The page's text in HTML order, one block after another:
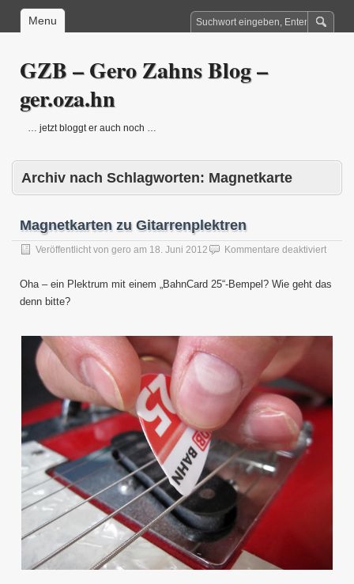
Menu
GZB – Gero Zahns Blog –
ger.oza.hn
… jetzt bloggt er auch noch …
Archiv nach Schlagworten: Magnetkarte
Magnetkarten zu Gitarrenplektren
Veröffentlicht von gero am 18. Juni 2012 Kommentare deaktiviertfür
Oha – ein Plektrum mit einem „BahnCard 25“-Bempel? Wie geht das
denn bitte?